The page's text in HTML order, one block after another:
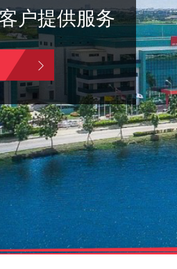
户提供服务